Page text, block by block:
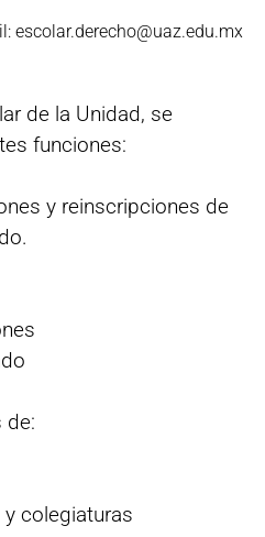
escolar.derecho@uaz.edu.mx
de la Unidad, se
funciones:
y reinscripciones de
de:
colegiaturas